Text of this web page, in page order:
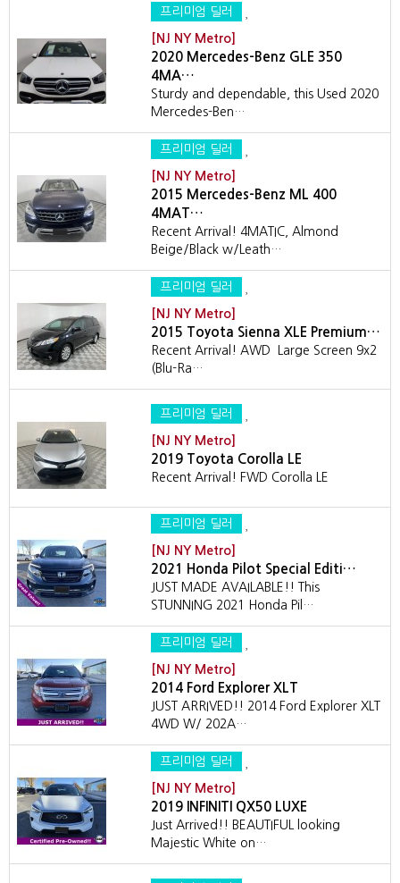
프리미엄 딜러
[NJ NY Metro]
2020 Mercedes-Benz GLE 350
4MA…
Sturdy and dependable, this Used 2020
Mercedes-Ben…
프리미엄 딜러
[NJ NY Metro]
2015 Mercedes-Benz ML 400
4MAT…
Recent Arrival! 4MATIC, Almond
Beige/Black w/Leath…
프리미엄 딜러
[NJ NY Metro]
2015 Toyota Sienna XLE Premium…
Recent Arrival! AWD Large Screen 9x2
(Blu-Ra…
프리미엄 딜러
[NJ NY Metro]
2019 Toyota Corolla LE
Recent Arrival! FWD Corolla LE
프리미엄 딜러
[NJ NY Metro]
2021 Honda Pilot Special Editi…
JUST MADE AVAILABLE!! This
STUNNING 2021 Honda Pil…
프리미엄 딜러
[NJ NY Metro]
2014 Ford Explorer XLT
JUST ARRIVED!! 2014 Ford Explorer XLT
4WD W/ 202A…
프리미엄 딜러
[NJ NY Metro]
2019 INFINITI QX50 LUXE
Just Arrived!! BEAUTIFUL looking
Majestic White on…